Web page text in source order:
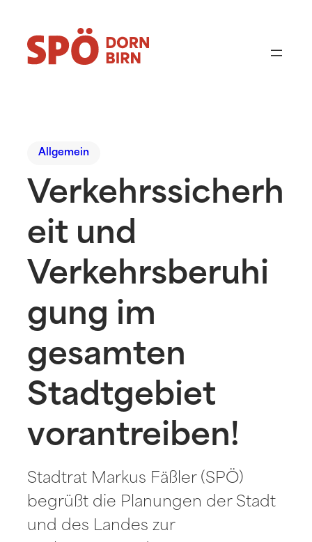
Allgemein
Verkehrssicherh
eit und
Verkehrsberuhi
gung im
gesamten
Stadtgebiet
vorantreiben!
Stadtrat Markus Fäßler (SPÖ)
begrüßt die Planungen der Stadt
und des Landes zur